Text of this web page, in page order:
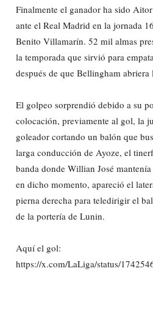
Finalmente el ganador ha sido
ante el Real Madrid en la jornada
Benito Villamarín. 52 mil almas
la temporada que sirvió para
después de que Bellingham abriera
El golpeo sorprendió debido a su
colocación, previamente al gol, la
goleador cortando un balón que
larga conducción de Ayoze, el
banda donde Willian José
en dicho momento, apareció el
pierna derecha para teledirigir el
de la portería de Lunin.
Aquí el gol:
https://x.com/LaLiga/status/